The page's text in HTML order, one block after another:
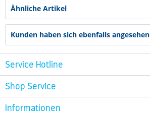
Ähnliche Artikel
Kunden haben sich ebenfalls angesehen
Service Hotline
Shop Service
Informationen